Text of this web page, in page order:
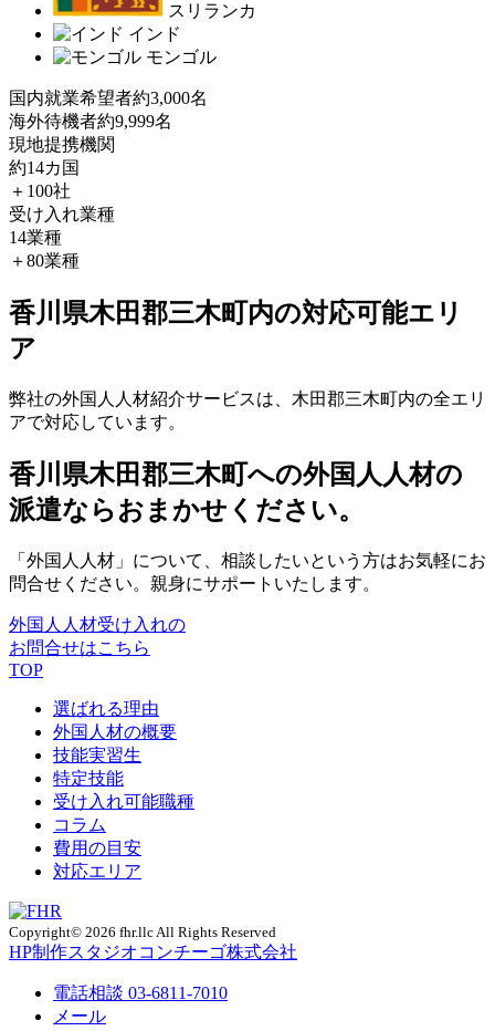
スリランカ
インド
モンゴル
国内就業希望者約3,000名
海外待機者約9,999名
現地提携機関
約14カ国
＋100社
受け入れ業種
14業種
＋80業種
香川県木田郡三木町内の対応可能エリ
ア
弊社の外国人人材紹介サービスは、木田郡三木町内の全エリ
アで対応しています。
香川県木田郡三木町への外国人人材の
派遣ならおまかせください。
「外国人人材」について、相談したいという方はお気軽にお
問合せください。親身にサポートいたします。
外国人人材受け入れの
お問合せはこちら
TOP
選ばれる理由
外国人材の概要
技能実習生
特定技能
受け入れ可能職種
コラム
費用の目安
対応エリア
Copyright© 2026 fhr.llc All Rights Reserved
HP制作スタジオコンチーゴ株式会社
電話相談 03-6811-7010
メール